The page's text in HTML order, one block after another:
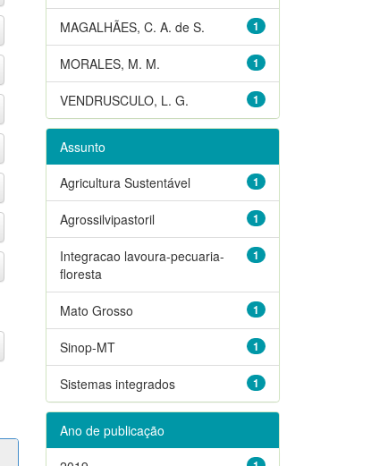
1
MAGALHÃES, C. A. de S.
1
MORALES, M. M.
1
VENDRUSCULO, L. G.
Assunto
1
Agricultura Sustentável
1
Agrossilvipastoril
1
Integracao lavoura-pecuaria-
floresta
1
Mato Grosso
1
Sinop-MT
1
Sistemas integrados
Ano de publicação